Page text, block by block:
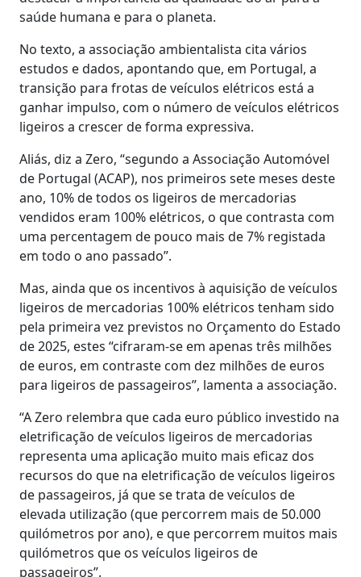
saúde humana e para o planeta.
No texto, a associação ambientalista cita vários
estudos e dados, apontando que, em Portugal, a
transição para frotas de veículos elétricos está a
ganhar impulso, com o número de veículos elétricos
ligeiros a crescer de forma expressiva.
Aliás, diz a Zero, “segundo a Associação Automóvel
de Portugal (ACAP), nos primeiros sete meses deste
ano, 10% de todos os ligeiros de mercadorias
vendidos eram 100% elétricos, o que contrasta com
uma percentagem de pouco mais de 7% registada
em todo o ano passado”.
Mas, ainda que os incentivos à aquisição de veículos
ligeiros de mercadorias 100% elétricos tenham sido
pela primeira vez previstos no Orçamento do Estado
de 2025, estes “cifraram-se em apenas três milhões
de euros, em contraste com dez milhões de euros
para ligeiros de passageiros”, lamenta a associação.
“A Zero relembra que cada euro público investido na
eletrificação de veículos ligeiros de mercadorias
representa uma aplicação muito mais eficaz dos
recursos do que na eletrificação de veículos ligeiros
de passageiros, já que se trata de veículos de
elevada utilização (que percorrem mais de 50.000
quilómetros por ano), e que percorrem muitos mais
quilómetros que os veículos ligeiros de
passageiros”.